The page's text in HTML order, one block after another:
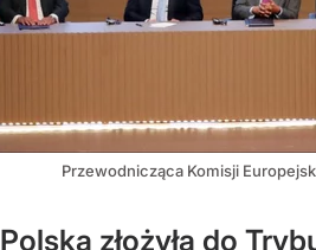
Przewodnicząca Komisji
Polska złożyła do